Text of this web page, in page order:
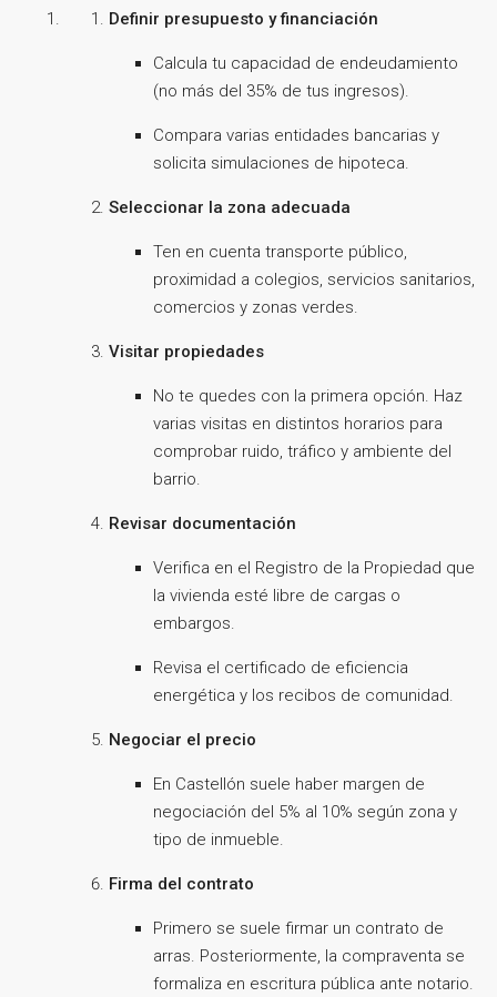
Definir presupuesto y financiación
Calcula tu capacidad de endeudamiento
(no más del 35% de tus ingresos).
Compara varias entidades bancarias y
solicita simulaciones de hipoteca.
Seleccionar la zona adecuada
Ten en cuenta transporte público,
proximidad a colegios, servicios sanitarios,
comercios y zonas verdes.
Visitar propiedades
No te quedes con la primera opción. Haz
varias visitas en distintos horarios para
comprobar ruido, tráfico y ambiente del
barrio.
Revisar documentación
Verifica en el Registro de la Propiedad que
la vivienda esté libre de cargas o
embargos.
Revisa el certificado de eficiencia
energética y los recibos de comunidad.
Negociar el precio
En Castellón suele haber margen de
negociación del 5% al 10% según zona y
tipo de inmueble.
Firma del contrato
Primero se suele firmar un contrato de
arras. Posteriormente, la compraventa se
formaliza en escritura pública ante notario.